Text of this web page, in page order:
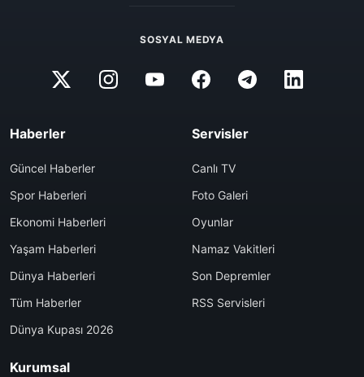
SOSYAL MEDYA
Haberler
Güncel Haberler
Spor Haberleri
Ekonomi Haberleri
Yaşam Haberleri
Dünya Haberleri
Tüm Haberler
Dünya Kupası 2026
Servisler
Canlı TV
Foto Galeri
Oyunlar
Namaz Vakitleri
Son Depremler
RSS Servisleri
Kurumsal